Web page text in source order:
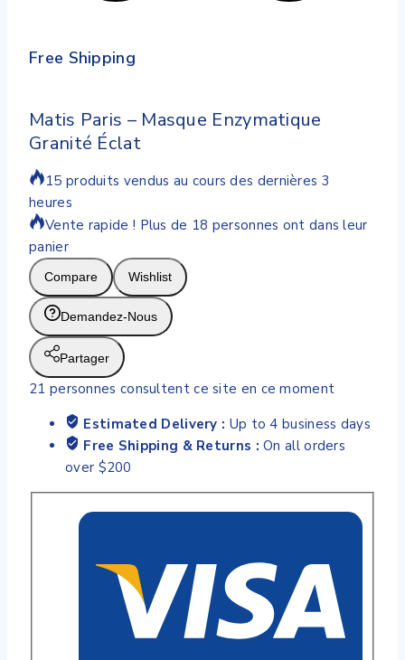
Free Shipping
Matis Paris – Masque Enzymatique
Granité Éclat
15 produits vendus au cours des dernières 3
heures
Vente rapide ! Plus de 18 personnes ont dans leur
panier
Compare Wishlist
Demandez-Nous
Partager
21 personnes consultent ce site en ce moment
Estimated Delivery : Up to 4 business days
Free Shipping & Returns :On all orders
over $200